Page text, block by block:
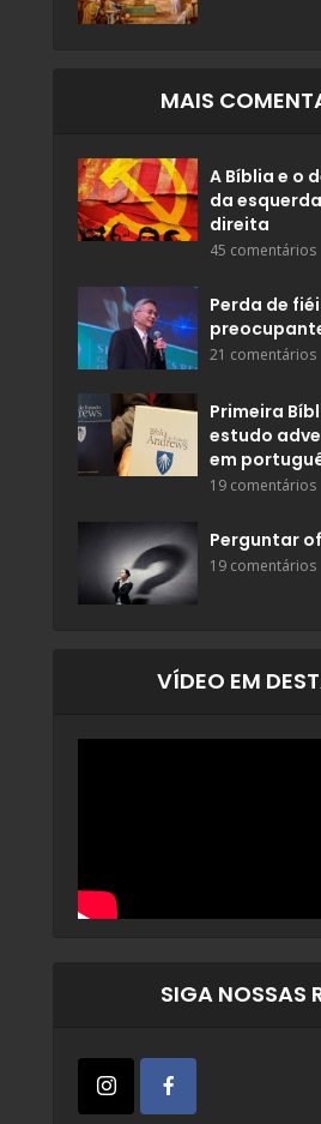
MAIS
A Bíblia e o
da
direita
45 comentários
Perda de
21 comentários
Primeira
estudo
em
19 comentários
Perguntar
19 comentários
VÍDEO EM
SIGA NOSSAS